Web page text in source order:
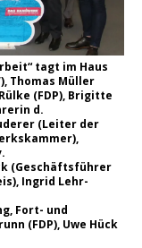
tagt im Haus
Thomas Müller
(FDP), Brigitte
d.
(Leiter der
(Geschäftsführer
Ingrid Lehr-
Fort- und
(FDP), Uwe Hück